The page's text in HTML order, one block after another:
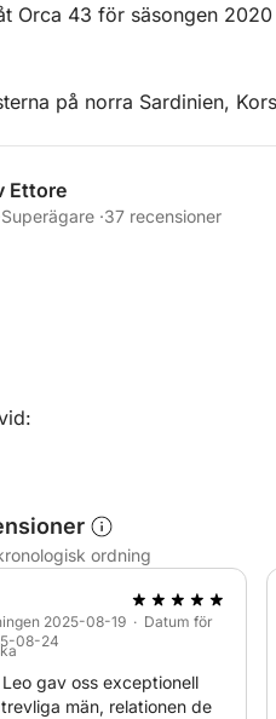
Orca 43 för säsongen
på norra Sardinien,
teakdäck och en
den för
för mer information
Ettore
Superägare ·37 recensioner
ordning
2025-08-19 · Datum för
08-24
gav oss exceptionell
män, relationen de